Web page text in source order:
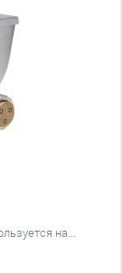
на...